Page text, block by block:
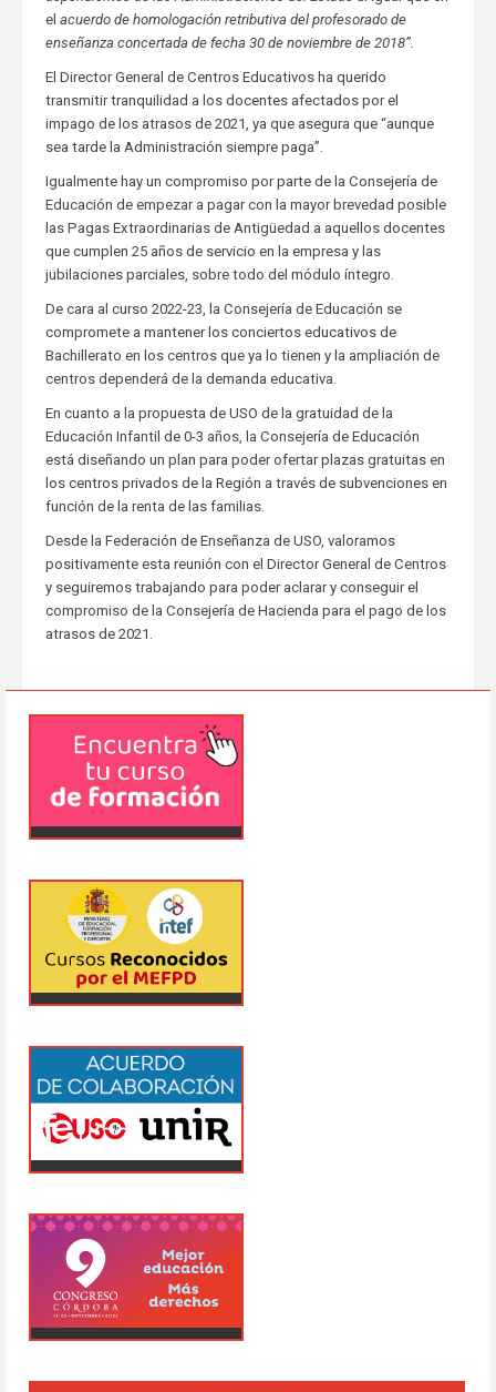
el acuerdo de homologación retributiva del profesorado de
enseñanza concertada de fecha 30 de noviembre de 2018”.
El Director General de Centros Educativos ha querido
transmitir tranquilidad a los docentes afectados por el
impago de los atrasos de 2021, ya que asegura que “aunque
sea tarde la Administración siempre paga”.
Igualmente hay un compromiso por parte de la Consejería de
Educación de empezar a pagar con la mayor brevedad posible
las Pagas Extraordinarias de Antigüedad a aquellos docentes
que cumplen 25 años de servicio en la empresa y las
jubilaciones parciales, sobre todo del módulo íntegro.
De cara al curso 2022-23, la Consejería de Educación se
compromete a mantener los conciertos educativos de
Bachillerato en los centros que ya lo tienen y la ampliación de
centros dependerá de la demanda educativa.
En cuanto a la propuesta de USO de la gratuidad de la
Educación Infantil de 0-3 años, la Consejería de Educación
está diseñando un plan para poder ofertar plazas gratuitas en
los centros privados de la Región a través de subvenciones en
función de la renta de las familias.
Desde la Federación de Enseñanza de USO, valoramos
positivamente esta reunión con el Director General de Centros
y seguiremos trabajando para poder aclarar y conseguir el
compromiso de la Consejería de Hacienda para el pago de los
atrasos de 2021.